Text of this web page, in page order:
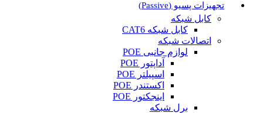
تجهیزات پسیو (Passive)
کابل شبکه
کابل شبکه CAT6
اتصالات شبکه
لوازم جانبی POE
آداپتور POE
اسپیلتر POE
اکستندر POE
اینجکتور POE
برل شبکه